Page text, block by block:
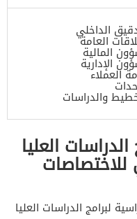
الداخلي
العامة
المالية
الإدارية
العملاء
والدراسات
العليا
للاختصاصات
لبرامج الدراسات العليا